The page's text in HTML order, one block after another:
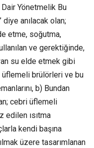
Dair Yönetmelik Bu
anılacak olan;
etme, soğutma,
ve gerektiğinde,
su elde etmek gibi
üflemeli brülörleri ve bu
b) Bundan
cebri üflemeli
edilen ısıtma
kendi başına
üzere tasarımlanan